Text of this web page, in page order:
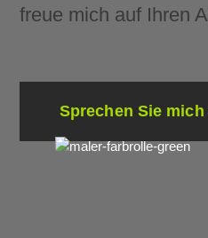
freue mich auf Ihren
Sprechen Sie mich